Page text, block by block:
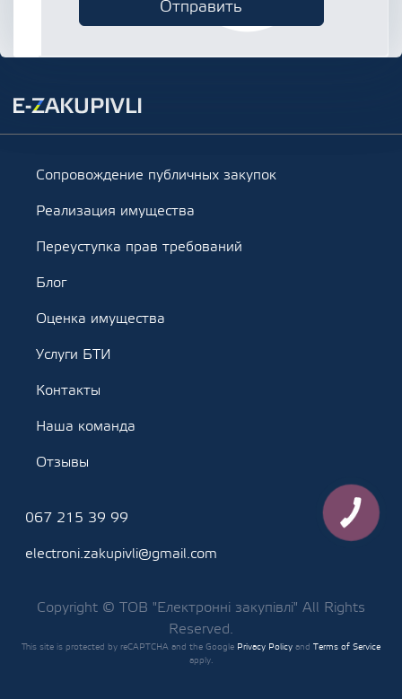
Сопровождение публичных закупок
Реализация имущества
Переуступка прав требований
Блог
Оценка имущества
Услуги БТИ
Контакты
Наша команда
Отзывы
067 215 39 99
electroni.zakupivli@gmail.com
Copyright © ТОВ "Електронні закупівлі" All Rights
Reserved.
This site is protected by reCAPTCHA and the Google Privacy Policy and Terms of Service
apply.
КНОПКА
ЗВ'ЯЗКУ